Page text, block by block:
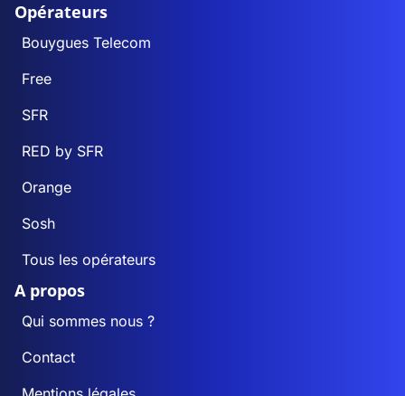
Opérateurs
Bouygues Telecom
Free
SFR
RED by SFR
Orange
Sosh
Tous les opérateurs
A propos
Qui sommes nous ?
Contact